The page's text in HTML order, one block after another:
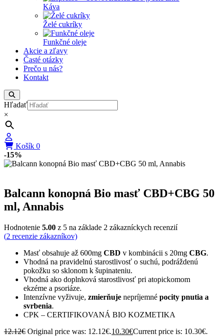
Káva
Želé cukríky
Funkčné oleje
Akcie a zľavy
Časté otázky
Prečo u nás?
Kontakt
Hľadať
×
Košík 0
-15%
Balcann konopná Bio masť CBD+CBG 50
ml, Annabis
Hodnotenie 5.00 z 5 na základe 2 zákazníckych recenzií
(2 recenzie zákazníkov)
Masť obsahuje až 600mg CBD v kombinácii s 20mg CBG.
Vhodná na pravidelnú starostlivosť o suchú, podráždenú
pokožku so sklonom k šupinateniu.
Vhodná ako doplnková starostlivosť pri atopickomom
ekzéme a psoriáze.
Intenzívne vyživuje, zmierňuje nepríjemné pocity pnutia a
svrbenia.
CPK – CERTIFIKOVANÁ BIO KOZMETIKA
12.12€ Original price was: 12.12€.10.30€Current price is: 10.30€.